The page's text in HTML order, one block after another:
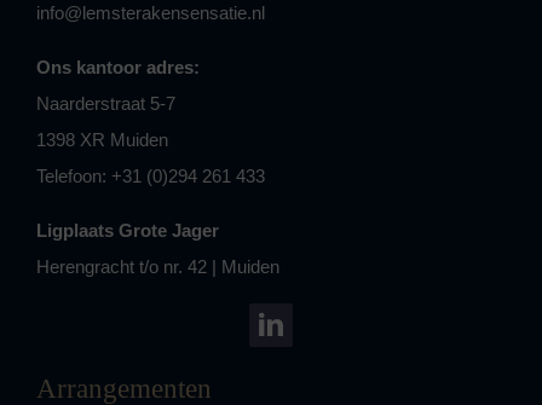
info@lemsterakensensatie.nl
Ons kantoor adres:
Naarderstraat 5-7
1398 XR Muiden
Telefoon: +31 (0)294 261 433
Ligplaats Grote Jager
Herengracht t/o nr. 42 | Muiden
Arrangementen